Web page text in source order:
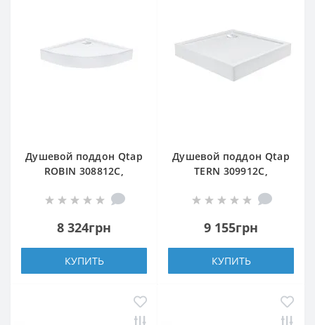
Душевой поддон Qtap
ROBIN 308812C,
80x80x12, акриловый
слива 90 мм + сифон с
гидрозатвором хром
8 324грн
КУПИТЬ
Душевой поддон Qtap
TERN 309912C,
акриловый + ножки,
+ сифон с
гидрозатвором хром
9 155грн
КУПИТЬ